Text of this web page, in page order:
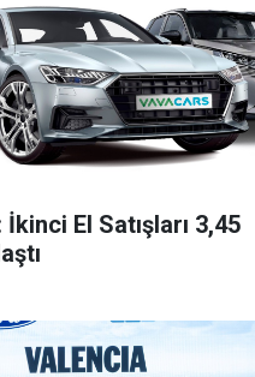
El Satışları 3,45